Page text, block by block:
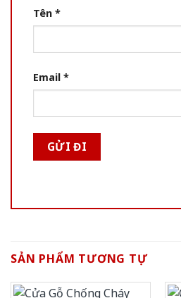
Tên *
Email *
SẢN PHẨM TƯƠNG TỰ